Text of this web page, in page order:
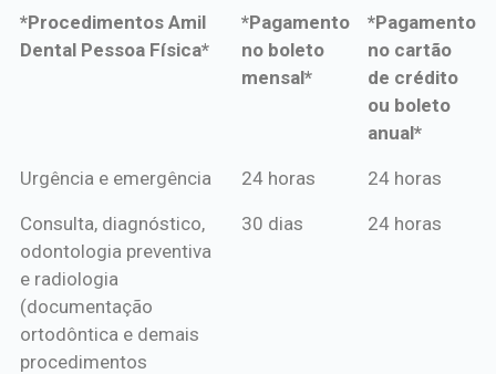
*Procedimentos Amil
Dental Pessoa Física*
*Pagamento
no boleto
mensal*
*Pagamento
no cartão
de crédito
ou boleto
anual*
*Procedimentos Amil
*Pagamento
mensal*
*Pagamento
de crédito
Urgência e emergência 24 horas 24 horas
Consulta, diagnóstico,
odontologia preventiva
e radiologia
(documentação
ortodôntica e demais
procedimentos
30 dias 24 horas